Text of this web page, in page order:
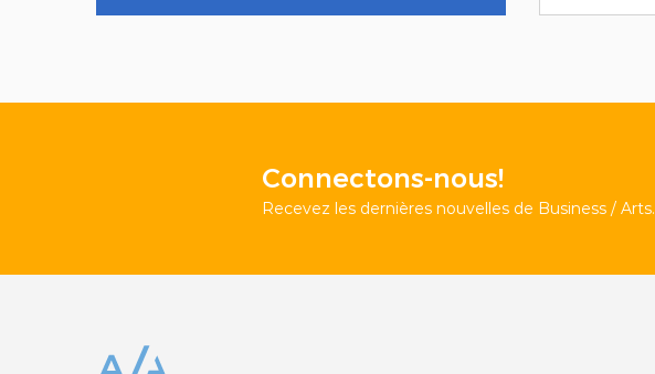
Connectons-nous!
Recevez les dernières nouvelles de Business / Arts.